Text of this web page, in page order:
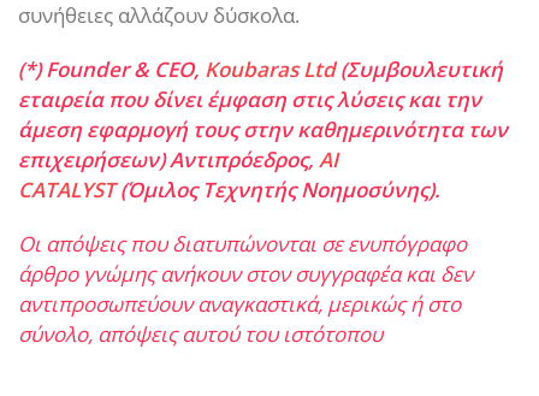
συνήθειες αλλάζουν δύσκολα.
(*) Founder & CEO, Koubaras Ltd(Συμβουλευτική
εταιρεία που δίνει έμφαση στις λύσεις και την
άμεση εφαρμογή τους στην καθημερινότητα των
επιχειρήσεων) Αντιπρόεδρος, AI
CATALYST(Όμιλος Τεχνητής Νοημοσύνης).
Oι απόψεις που διατυπώνονται σε ενυπόγραφο
άρθρο γνώμης ανήκουν στον συγγραφέα και δεν
αντιπροσωπεύουν αναγκαστικά, μερικώς ή στο
σύνολο, απόψεις αυτού του ιστότοπου